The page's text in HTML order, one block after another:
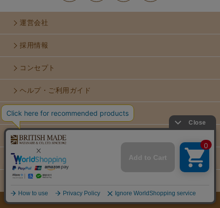
運営会社
採用情報
コンセプト
ヘルプ・ご利用ガイド
お問い合せ
利用規約
個人情報保護方針
特定商取引法に基づく表示